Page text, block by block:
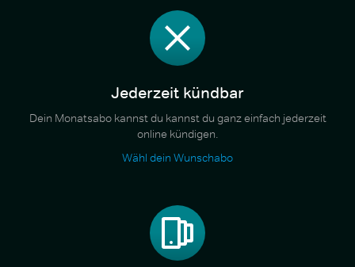
Jederzeit kündbar
Dein Monatsabo kannst du kannst du ganz einfach jederzeit
online kündigen.
Wähl dein Wunschabo